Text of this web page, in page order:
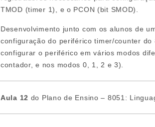
TMOD (timer 1), e o PCON (bit SMOD).
Desenvolvimento junto com os alunos de
configuração do periférico timer/counter
configurar o periférico em vários modos
contador, e nos modos 0, 1, 2 e 3).
Aula 12 do Plano de Ensino – 8051: